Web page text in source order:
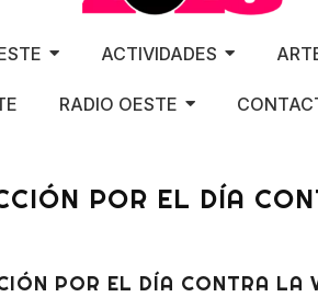
ACTIVIDADES
RADIO OESTE
POR EL DÍA
POR EL DÍA CONTRA LA